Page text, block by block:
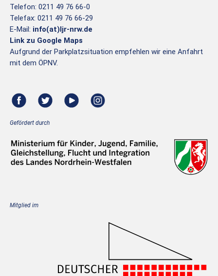
Telefon: 0211 49 76 66-0
Telefax: 0211 49 76 66-29
E-Mail: info(at)ljr-nrw.de
Link zu Google Maps
Aufgrund der Parkplatzsituation empfehlen wir eine Anfahrt
mit dem ÖPNV.
Gefördert durch
Mitglied im